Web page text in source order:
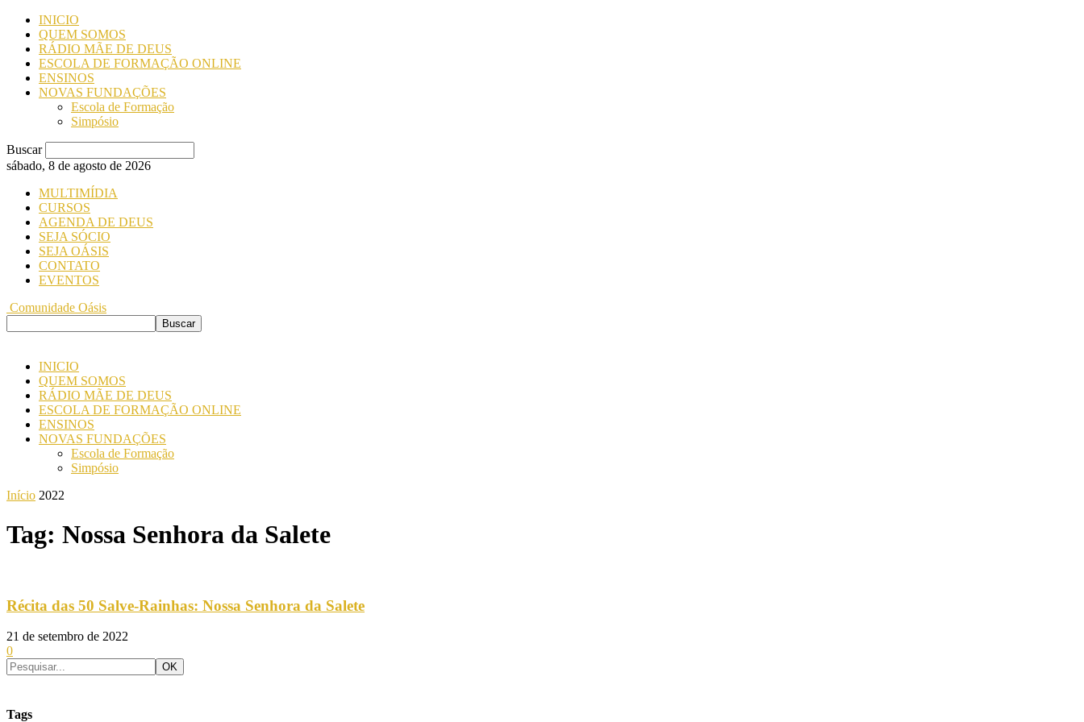
INICIO
QUEM SOMOS
RÁDIO MÃE DE DEUS
ESCOLA DE FORMAÇÃO ONLINE
ENSINOS
NOVAS FUNDAÇÕES
Escola de Formação
Simpósio
Buscar
sábado, 8 de agosto de 2026
MULTIMÍDIA
CURSOS
AGENDA DE DEUS
SEJA SÓCIO
SEJA OÁSIS
CONTATO
EVENTOS
Comunidade Oásis
INICIO
QUEM SOMOS
RÁDIO MÃE DE DEUS
ESCOLA DE FORMAÇÃO ONLINE
ENSINOS
NOVAS FUNDAÇÕES
Escola de Formação
Simpósio
Início 2022
Tag: Nossa Senhora da Salete
Récita das 50 Salve-Rainhas: Nossa Senhora da Salete
21 de setembro de 2022
0
Tags